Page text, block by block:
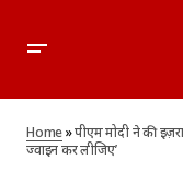
पार्टी ज्वाइन कर लीजिए’
Home»पीएम मोदी ने की
ज्वाइन कर लीजिए’